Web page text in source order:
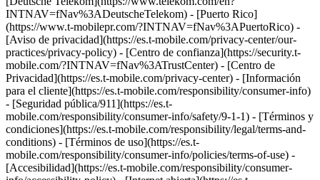
INTNAV=fNav%3ADeutscheTelekom) - [Puerto Rico]
(https://www.t-mobilepr.com/?INTNAV=fNav%3APuertoRico) -
[Aviso de privacidad](https://es.t-mobile.com/privacy-center/our-
practices/privacy-policy) - [Centro de confianza](https://security.t-
mobile.com/?INTNAV=fNav%3ATrustCenter) - [Centro de
Privacidad](https://es.t-mobile.com/privacy-center) - [Información
para el cliente](https://es.t-mobile.com/responsibility/consumer-info)
- [Seguridad pública/911](https://es.t-
mobile.com/responsibility/consumer-info/safety/9-1-1) - [Términos y
condiciones](https://es.t-mobile.com/responsibility/legal/terms-and-
conditions) - [Términos de uso](https://es.t-
mobile.com/responsibility/consumer-info/policies/terms-of-use) -
[Accesibilidad](https://es.t-mobile.com/responsibility/consumer-